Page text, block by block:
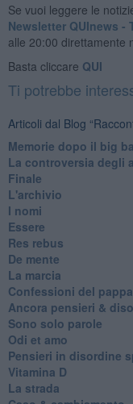
Se vuoi leggere le
Newsletter QUInews -
alle 20:00 direttamente
Basta cliccare QUI
Ti potrebbe
Articoli dal Blog
Memorie dopo il big
La controversia degli
Finale
L'archivio
I nomi
Essere
Res rebus
De mente
La marcia
Confessioni del
Ancora pensieri &
Sono solo parole
Odi et amo
Pensieri in disordine
Vitamina D
La strada